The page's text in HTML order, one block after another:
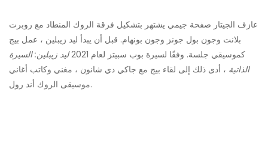
عازف الجيتار صفحة جيمي يشتهر بتشكيل فرقة الروك المنطاد مع روبرت
بلانت وجون بول جونز وجون بونهام. قبل أن يبدأ ليد زيبلين ، عمل بيج
كموسيقي جلسة. وفقًا لسيرة بوب سبيتز لعام 2021
ليد زيبلين: السيرة
الذاتية ، أدى ذلك إلى لقاء بيج مع جاكي دي شانون ، مغني وكاتب أغاني
موسيقى الروك أند رول.